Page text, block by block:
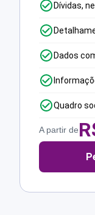
Dívidas,
Dados
Quadro
A partir de